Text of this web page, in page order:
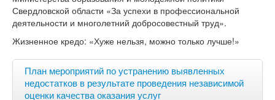
Свердловской области «За успехи в профессиональной
деятельности и многолетний добросовестный труд».
Жизненное кредо: «Хуже нельзя, можно только лучше!»
План мероприятий по устранению выявленных
недостатков в результате проведения независимой
оценки качества оказания услуг